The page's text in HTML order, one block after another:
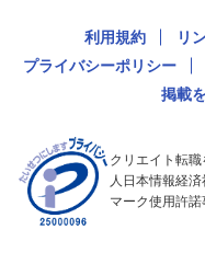
利用規約 リ
プライバシーポリシー
掲載
クリエイト転
人日本情報経
マーク使用許諾